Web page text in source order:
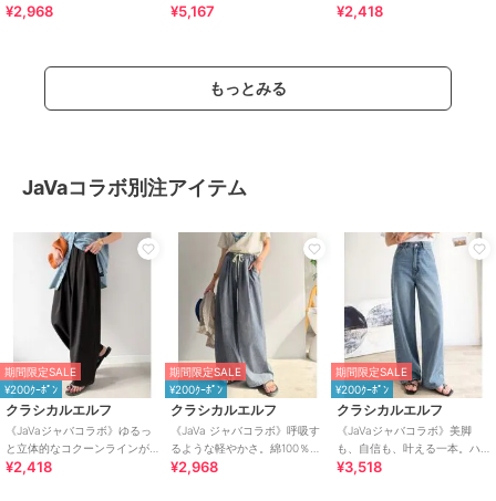
ワ加工デニム2タックイージー
¥2,968
ッシャー小花柄刺繍イージー
¥5,167
イ 切り替えイージーパンツ
¥2,418
もっとみる
JaVaコラボ別注アイテム
期間限定SALE
¥200ｸｰﾎﾟﾝ
クラシカルエルフ
《JaVaジャバコラボ》ゆるっ
と立体的なコクーンラインが
魅力！ツータックイージー軽
¥2,418
期間限定SALE
¥200ｸｰﾎﾟﾝ
クラシカルエルフ
《JaVa ジャバコラボ》呼吸す
るような軽やかさ。綿100％シ
ワ加工デニム2タックイージー
¥2,968
期間限定SALE
¥200ｸｰﾎﾟﾝ
クラシカルエルフ
《JaVaジャバコラボ》美脚
も、自信も、叶える一本。ハ
イウエストセミワイドデニム
¥3,518